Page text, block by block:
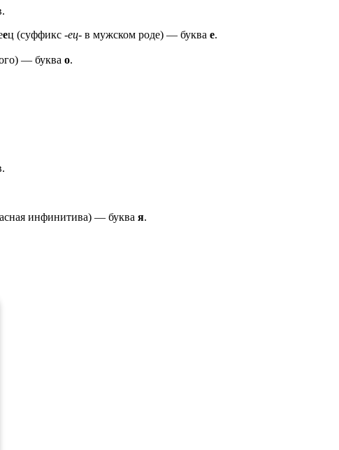
ец (суффикс -ец- в мужском роде) — буква е.
— буква о.
инфинитива) — буква я.